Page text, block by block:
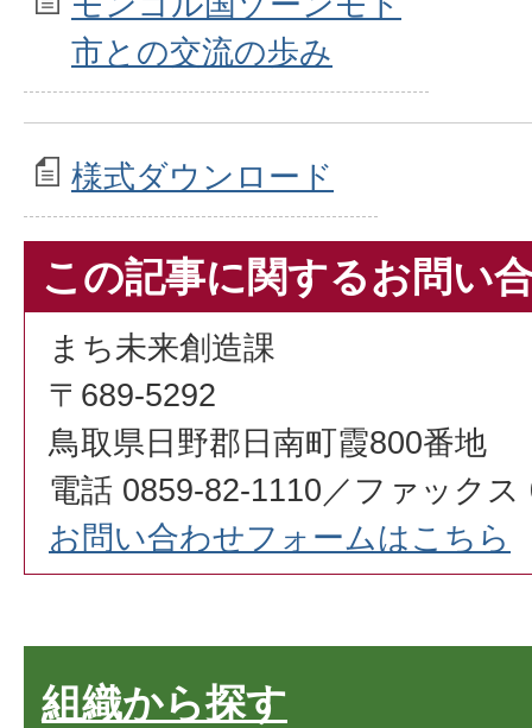
市との交流の歩み
様式ダウンロード
この記事に関するお問い
まち未来創造課
〒689-5292
鳥取県日野郡日南町霞800番地
電話 0859-82-1110／ファックス
お問い合わせフォームはこちら
組織から探す